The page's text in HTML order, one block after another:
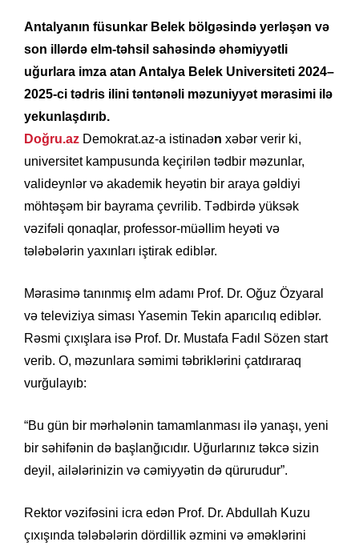
Antalyanın füsunkar Belek bölgəsində yerləşən və
son illərdə elm-təhsil sahəsində əhəmiyyətli
uğurlara imza atan Antalya Belek Universiteti 2024–
2025-ci tədris ilini təntənəli məzuniyyət mərasimi ilə
yekunlaşdırıb.
Doğru.az Demokrat.az-a istinadən xəbər verir ki,
universitet kampusunda keçirilən tədbir məzunlar,
valideynlər və akademik heyətin bir araya gəldiyi
möhtəşəm bir bayrama çevrilib. Tədbirdə yüksək
vəzifəli qonaqlar, professor-müəllim heyəti və
tələbələrin yaxınları iştirak ediblər.
Mərasimə tanınmış elm adamı Prof. Dr. Oğuz Özyaral
və televiziya siması Yasemin Tekin aparıcılıq ediblər.
Rəsmi çıxışlara isə Prof. Dr. Mustafa Fadıl Sözen start
verib. O, məzunlara səmimi təbriklərini çatdıraraq
vurğulayıb:
“Bu gün bir mərhələnin tamamlanması ilə yanaşı, yeni
bir səhifənin də başlanğıcıdır. Uğurlarınız təkcə sizin
deyil, ailələrinizin və cəmiyyətin də qürurudur”.
Rektor vəzifəsini icra edən Prof. Dr. Abdullah Kuzu
çıxışında tələbələrin dördillik əzmini və əməklərini